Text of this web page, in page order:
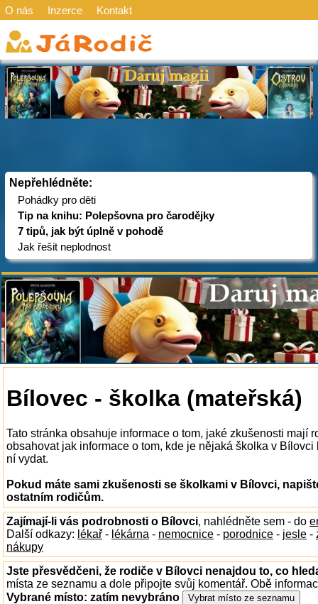
O nás Inzerce Kontakt
Nepřehlédněte:
Pohádky pro děti
Tip na knihu: Polepšovna pro čarodějky
7 tipů, jak být úplně v pohodě
Jak řešit neplodnost
Bílovec - školka (mateřská)
Tato stránka obsahuje informace o tom, jaké zkušenosti mají
obsahovat jak informace o tom, kde je nějaká školka v
ní vydat.
Pokud máte sami zkušenosti se školkami v Bílovci,
ostatním rodičům.
Zajímají-li vás podrobnosti o Bílovci, nahlédněte sem - do
Další odkazy: lékař - lékárna - nemocnice - porodnice - jesle -
nákupy
Jste přesvědčeni, že rodiče v Bílovci nenajdou to, co
místa ze seznamu a dole připojte svůj komentář. Obě
Vybrané místo: zatím nevybráno